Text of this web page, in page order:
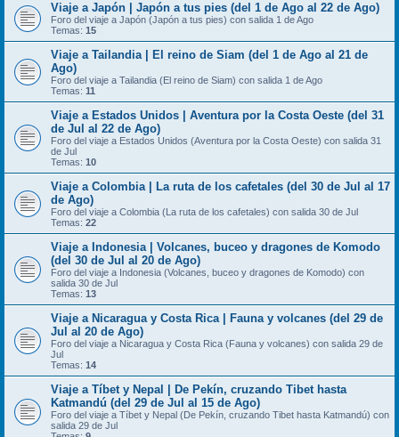
Viaje a Japón | Japón a tus pies (del 1 de Ago al 22 de Ago)
Foro del viaje a Japón (Japón a tus pies) con salida 1 de Ago
Temas: 15
Viaje a Tailandia | El reino de Siam (del 1 de Ago al 21 de
Ago)
Foro del viaje a Tailandia (El reino de Siam) con salida 1 de Ago
Temas: 11
Viaje a Estados Unidos | Aventura por la Costa Oeste (del 31
de Jul al 22 de Ago)
Foro del viaje a Estados Unidos (Aventura por la Costa Oeste) con salida 31
de Jul
Temas: 10
Viaje a Colombia | La ruta de los cafetales (del 30 de Jul al 17
de Ago)
Foro del viaje a Colombia (La ruta de los cafetales) con salida 30 de Jul
Temas: 22
Viaje a Indonesia | Volcanes, buceo y dragones de Komodo
(del 30 de Jul al 20 de Ago)
Foro del viaje a Indonesia (Volcanes, buceo y dragones de Komodo) con
salida 30 de Jul
Temas: 13
Viaje a Nicaragua y Costa Rica | Fauna y volcanes (del 29 de
Jul al 20 de Ago)
Foro del viaje a Nicaragua y Costa Rica (Fauna y volcanes) con salida 29 de
Jul
Temas: 14
Viaje a Tíbet y Nepal | De Pekín, cruzando Tibet hasta
Katmandú (del 29 de Jul al 15 de Ago)
Foro del viaje a Tíbet y Nepal (De Pekín, cruzando Tibet hasta Katmandú) con
salida 29 de Jul